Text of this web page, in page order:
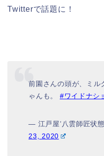
Twitterで話題に！
前園さんの頭が、ミル
ゃんも。 #ワイドナシ
— 江戸屋’八雲師匠状
23, 2020